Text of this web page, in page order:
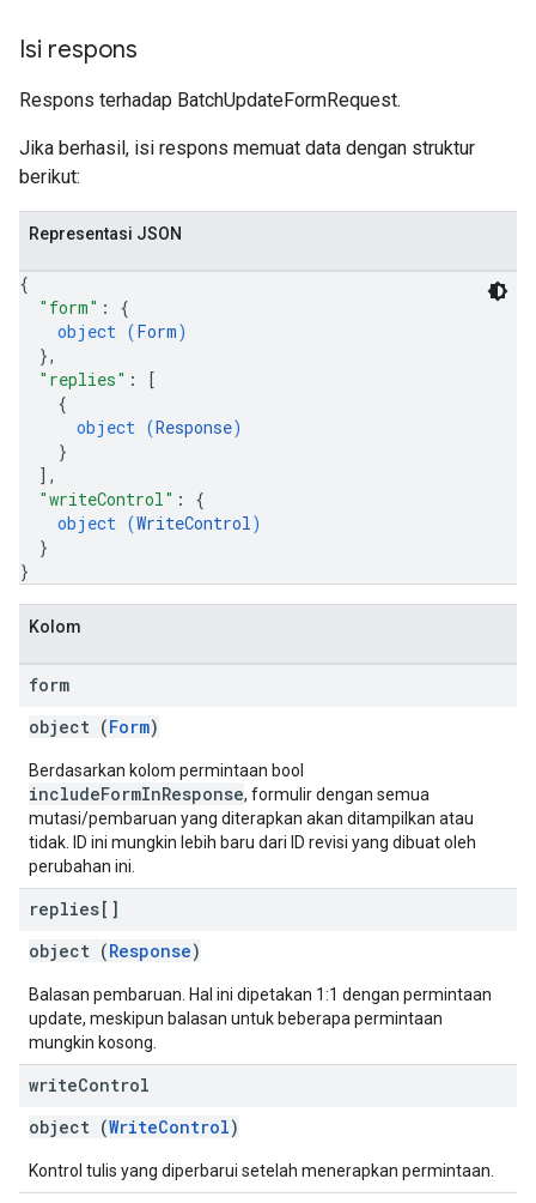
Isi respons
Respons terhadap BatchUpdateFormRequest.
Jika berhasil, isi respons memuat data dengan struktur
berikut:
Representasi JSON
{
"form" : {
object (Form)
},
"replies" :
[
{
object (Response)
}
] ,
"writeControl" : {
object (WriteControl)
}
}
Kolom
form
object (Form)
Berdasarkan kolom permintaan bool
includeFormInResponse, formulir dengan semua
mutasi/pembaruan yang diterapkan akan ditampilkan atau
tidak. ID ini mungkin lebih baru dari ID revisi yang dibuat oleh
perubahan ini.
replies[]
object (Response)
Balasan pembaruan. Hal ini dipetakan 1:1 dengan permintaan
update, meskipun balasan untuk beberapa permintaan
mungkin kosong.
writeControl
object (WriteControl)
Kontrol tulis yang diperbarui setelah menerapkan permintaan.